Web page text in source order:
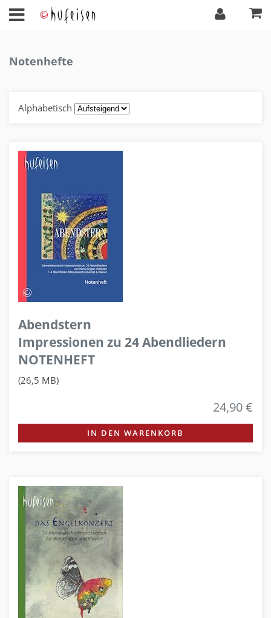
Notenhefte
Alphabetisch
Abendstern
Impressionen zu 24 Abendliedern
NOTENHEFT
(26,5 MB)
24,90 €
IN DEN WARENKORB